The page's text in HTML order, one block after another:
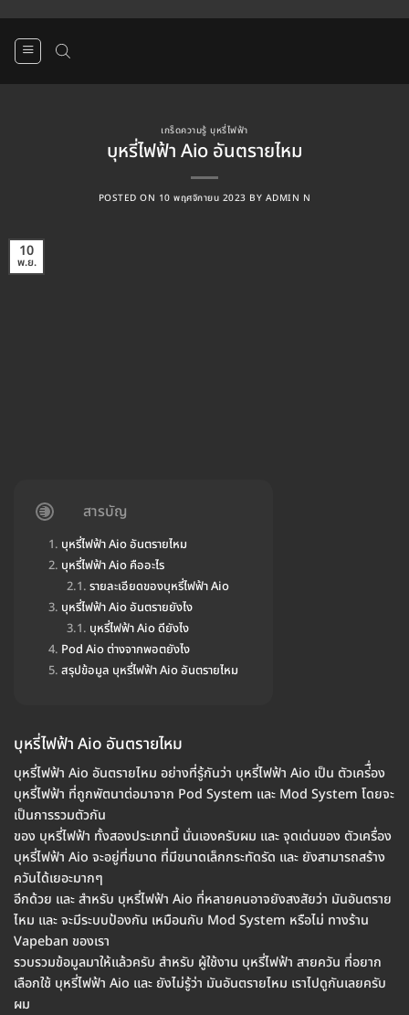
เกร็ดความรู้ บุหรี่ไฟฟ้า
บุหรี่ไฟฟ้า Aio อันตรายไหม
POSTED ON 10 พฤศจิกายน 2023 BY ADMIN N
10
พ.ย.
สารบัญ
บุหรี่ไฟฟ้า Aio อันตรายไหม
บุหรี่ไฟฟ้า Aio คืออะไร
รายละเอียดของบุหรี่ไฟฟ้า Aio
บุหรี่ไฟฟ้า Aio อันตรายยังไง
บุหรี่ไฟฟ้า Aio ดียังไง
Pod Aio ต่างจากพอตยังไง
สรุปข้อมูล บุหรี่ไฟฟ้า Aio อันตรายไหม
บุหรี่ไฟฟ้า Aio อันตรายไหม
บุหรี่ไฟฟ้า Aio อันตรายไหม อย่างที่รู้กันว่า บุหรี่ไฟฟ้า Aio เป็น ตัวเคร่ื่อง
บุหรี่ไฟฟ้า ที่ถูกพัตนาต่อมาจาก Pod System และ Mod System โดยจะ
เป็นการรวมตัวกัน
ของ บุหรี่ไฟฟ้า ทั้งสองประเภทนี้ นั่นเองครับผม และ จุดเด่นของ ตัวเครื่อง
บุหรี่ไฟฟ้า Aio จะอยู่ที่ขนาด ที่มีขนาดเล็กกระทัดรัด และ ยังสามารถสร้าง
ควันได้เยอะมากๆ
อีกด้วย และ สำหรับ บุหรี่ไฟฟ้า Aio ที่หลายคนอาจยังสงสัยว่า มันอันตราย
ไหม และ จะมีระบบป้องกัน เหมือนกับ Mod System หรือไม่ ทางร้าน
Vapeban ของเรา
รวบรวมข้อมูลมาให้แล้วครับ สำหรับ ผู้ใช้งาน บุหรี่ไฟฟ้า สายควัน ที่อยาก
เลือกใช้ บุหรี่ไฟฟ้า Aio และ ยังไม่รู้ว่า มันอันตรายไหม เราไปดูกันเลยครับ
ผม